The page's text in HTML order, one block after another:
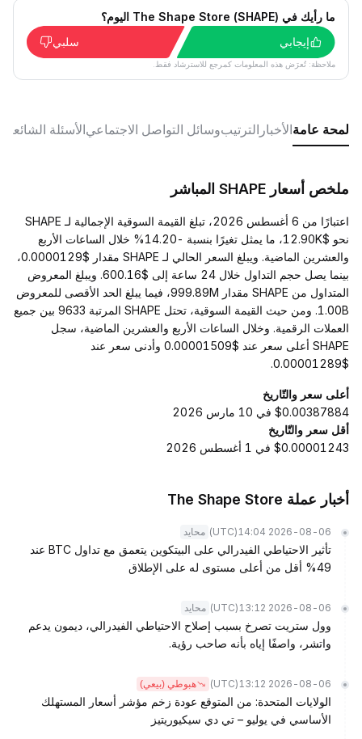
ما رأيك في The Shape Store (SHAPE) اليوم؟
إيجابي
سلبي
ملاحظة: تُعرَض هذه المعلومات كمرجع للاسترشاد فقط.
لمحة عامةالأخبار الترتيبوسائل التواصل الاجتماعيالأسئلة الشائعة
ملخص أسعار SHAPE المباشر
اعتبارًا من 6 أغسطس 2026، تبلغ القيمة السوقية الإجمالية لـ SHAPE
نحو $12.90K، ما يمثل تغيرًا بنسبة -14.20% خلال الساعات الأربع
والعشرين الماضية. ويبلغ السعر الحالي لـ SHAPE مقدار $0.0000129،
بينما يصل حجم التداول خلال 24 ساعة إلى $600.16. ويبلغ المعروض
المتداول من SHAPE مقدار 999.89M، فيما يبلغ الحد الأقصى للمعروض
1.00B. ومن حيث القيمة السوقية، تحتل SHAPE المرتبة 9633 بين جميع
العملات الرقمية. وخلال الساعات الأربع والعشرين الماضية، سجل
SHAPE أعلى سعر عند $0.00001509 وأدنى سعر عند
$0.00001289.
أعلى سعر والتّاريخ
$0.00387884 في 10 مارس 2026
أقل سعر والتّاريخ
$0.00001243 في 1 أغسطس 2026
أخبار عملة The Shape Store
2026-08-06 14:04
(UTC) محايد
تأثير الاحتياطي الفيدرالي على البيتكوين يتعمق مع تداول BTC عند
49% أقل من أعلى مستوى له على الإطلاق
2026-08-06 13:12
(UTC) محايد
وول ستريت تصرخ بسبب إصلاح الاحتياطي الفيدرالي، ديمون يدعم
واتشر، واصفًا إياه بأنه صاحب رؤية.
2026-08-06 13:12
(UTC) هبوطي (بيعي)
الولايات المتحدة: من المتوقع عودة زخم مؤشر أسعار المستهلك
الأساسي في يوليو – تي دي سيكيوريتيز